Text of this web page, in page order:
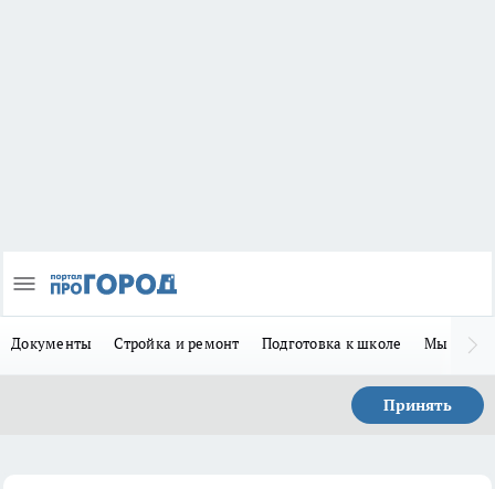
Документы Стройка и ремонт Подготовка к школе Мы в MAX
Принять